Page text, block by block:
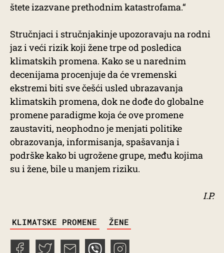
štete izazvane prethodnim katastrofama.“
Stručnjaci i stručnjakinje upozoravaju na rodni
jaz i veći rizik koji žene trpe od posledica
klimatskih promena. Kako se u narednim
decenijama procenjuje da će vremenski
ekstremi biti sve češći usled ubrazavanja
klimatskih promena, dok ne dođe do globalne
promene paradigme koja će ove promene
zaustaviti, neophodno je menjati politike
obrazovanja, informisanja, spašavanja i
podrške kako bi ugrožene grupe, među kojima
su i žene, bile u manjem riziku.
I.P.
KLIMATSKE PROMENE ŽENE